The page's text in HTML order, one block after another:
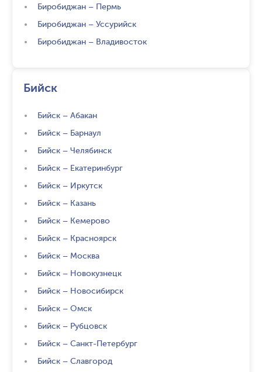
Биробиджан – Пермь
Биробиджан – Уссурийск
Биробиджан – Владивосток
Бийск
Бийск – Абакан
Бийск – Барнаул
Бийск – Челябинск
Бийск – Екатеринбург
Бийск – Иркутск
Бийск – Казань
Бийск – Кемерово
Бийск – Красноярск
Бийск – Москва
Бийск – Новокузнецк
Бийск – Новосибирск
Бийск – Омск
Бийск – Рубцовск
Бийск – Санкт-Петербург
Бийск – Славгород